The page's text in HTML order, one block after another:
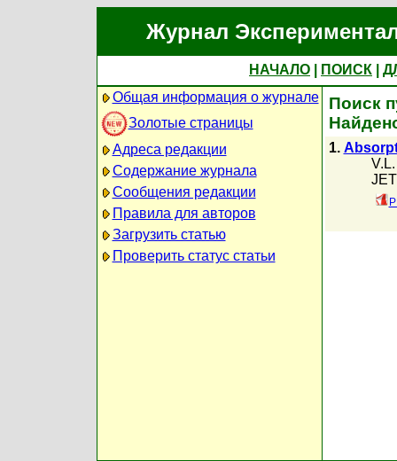
Журнал
НАЧАЛО ПОИСК
Общая информация о журнале
Золотые страницы
Адреса редакции
Содержание журнала
Сообщения редакции
Правила для авторов
Загрузить статью
Проверить статус статьи
Поиск
1.